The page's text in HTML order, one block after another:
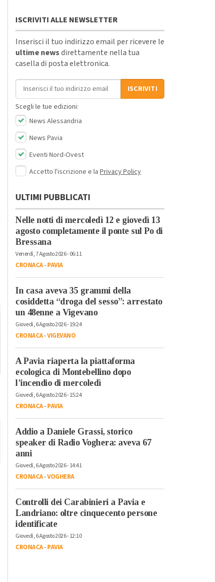
ISCRIVITI ALLE NEWSLETTER
Inserisci il tuo indirizzo email per ricevere le
ultime newsdirettamente nella tua
casella di posta elettronica.
Indirizzo email
ISCRIVITI
Scegli le tue edizioni:
News Alessandria
News Pavia
Eventi Nord-Ovest
Accetto l'iscrizione e la Privacy Policy
ULTIMI PUBBLICATI
Nelle notti di mercoledì 12 e giovedì 13
agosto completamente il ponte sul Po di
Bressana
Venerdì, 7 Agosto 2026 - 06:11
CRONACA-PAVIA
In casa aveva 35 grammi della
cosiddetta “droga del sesso”: arrestato
un 48enne a Vigevano
Giovedì, 6 Agosto 2026 - 19:24
CRONACA-VIGEVANO
A Pavia riaperta la piattaforma
ecologica di Montebellino dopo
l’incendio di mercoledì
Giovedì, 6 Agosto 2026 - 15:24
CRONACA-PAVIA
Addio a Daniele Grassi, storico
speaker di Radio Voghera: aveva 67
anni
Giovedì, 6 Agosto 2026 - 14:41
CRONACA-VOGHERA
Controlli dei Carabinieri a Pavia e
Landriano: oltre cinquecento persone
identificate
Giovedì, 6 Agosto 2026 - 12:10
CRONACA-PAVIA